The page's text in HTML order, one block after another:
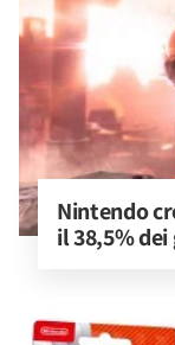
Nintendo
il 38,5%